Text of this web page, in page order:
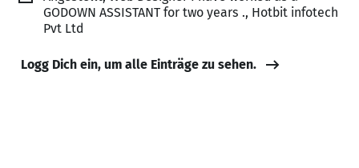
GODOWN ASSISTANT for two years ., Hotbit infotech
Pvt Ltd
Logg Dich ein, um alle Einträge zu sehen.